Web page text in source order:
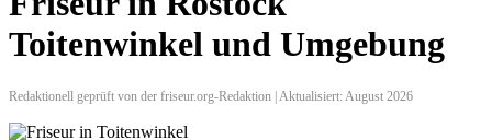
Toitenwinkel und Umgebung
Redaktionell geprüft von der friseur.org-Redaktion | Aktualisiert: August 2026